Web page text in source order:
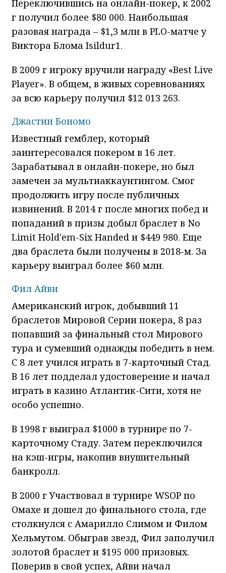
Переключившись на онлайн-покер, к 2002
г получил более $80 000. Наибольшая
разовая награда – $1,3 млн в PLO-матче у
Виктора Блома Isildur1.
В 2009 г игроку вручили награду «Best Live
Player». В общем, в живых соревнованиях
за всю карьеру получил $12 013 263.
Джастин Бономо
Известный гемблер, который
заинтересовался покером в 16 лет.
Зарабатывал в онлайн-покере, но был
замечен за мультиаккаунтингом. Смог
продолжить игру после публичных
извинений. В 2014 г после многих побед и
попаданий в призы добыл браслет в No
Limit Hold'em-Six Handed и $449 980. Еще
два браслета были получены в 2018-м. За
карьеру выиграл более $60 млн.
Фил Айви
Американский игрок, добывший 11
браслетов Мировой Серии покера, 8 раз
попавший за финальный стол Мирового
тура и сумевший однажды победить в нем.
С 8 лет учился играть в 7-карточный Стад.
В 16 лет подделал удостоверение и начал
играть в казино Атлантик-Сити, хотя не
особо успешно.
В 1998 г выиграл $1000 в турнире по 7-
карточному Стаду. Затем переключился
на кэш-игры, накопив внушительный
банкролл.
В 2000 г Участвовал в турнире WSOP по
Омахе и дошел до финального стола, где
столкнулся с Амарилло Слимом и Филом
Хельмутом. Обыграв звезд, Фил заполучил
золотой браслет и $195 000 призовых.
Поверив в свой успех, Айви начал